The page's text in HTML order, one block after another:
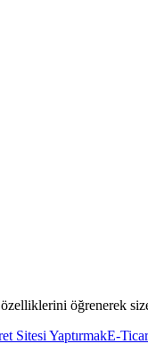
öğrenerek
Sitesi YaptırmakE-